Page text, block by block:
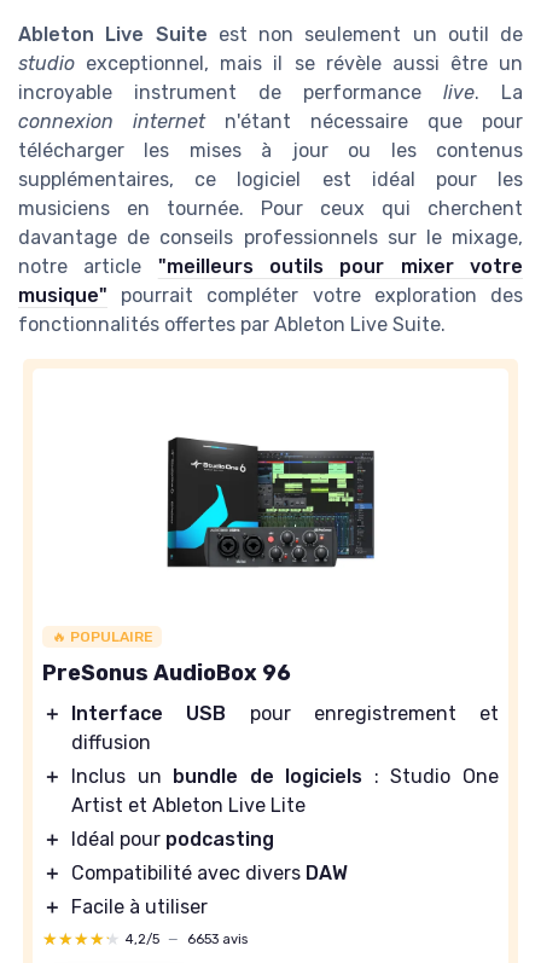
Ableton Live Suite est non seulement un outil de
studio exceptionnel, mais il se révèle aussi être un
incroyable instrument de performance live. La
connexion internetn'étant nécessaire que pour
télécharger les mises à jour ou les contenus
supplémentaires, ce logiciel est idéal pour les
musiciens en tournée. Pour ceux qui cherchent
davantage de conseils professionnels sur le mixage,
notre article "meilleurs outils pour mixer votre
musique" pourrait compléter votre exploration des
fonctionnalités offertes par Ableton Live Suite.
🔥 POPULAIRE
PreSonus AudioBox 96
＋ Interface USB pour enregistrement et
diffusion
＋
Inclus un bundle de logiciels : Studio One
Artist et Ableton Live Lite
＋
Idéal pour podcasting
＋
Compatibilité avec divers DAW
＋
Facile à utiliser
★★★★★
★★★★★ 4,2/5 — 6653 avis